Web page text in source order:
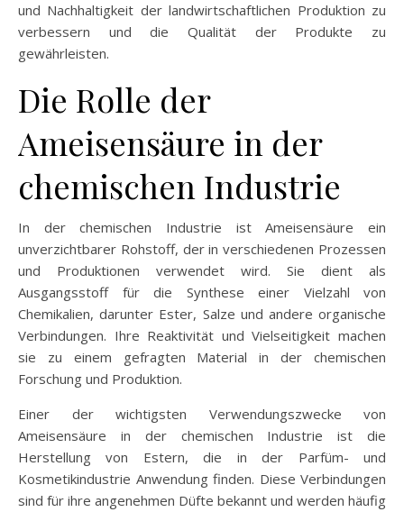
und Nachhaltigkeit der landwirtschaftlichen Produktion zu
verbessern und die Qualität der Produkte zu
gewährleisten.
Die Rolle der
Ameisensäure in der
chemischen Industrie
In der chemischen Industrie ist Ameisensäure ein
unverzichtbarer Rohstoff, der in verschiedenen Prozessen
und Produktionen verwendet wird. Sie dient als
Ausgangsstoff für die Synthese einer Vielzahl von
Chemikalien, darunter Ester, Salze und andere organische
Verbindungen. Ihre Reaktivität und Vielseitigkeit machen
sie zu einem gefragten Material in der chemischen
Forschung und Produktion.
Einer der wichtigsten Verwendungszwecke von
Ameisensäure in der chemischen Industrie ist die
Herstellung von Estern, die in der Parfüm- und
Kosmetikindustrie Anwendung finden. Diese Verbindungen
sind für ihre angenehmen Düfte bekannt und werden häufig